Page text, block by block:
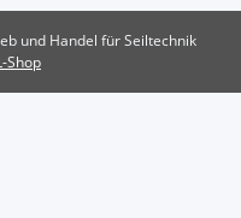
und Handel für Seiltechnik
Shop